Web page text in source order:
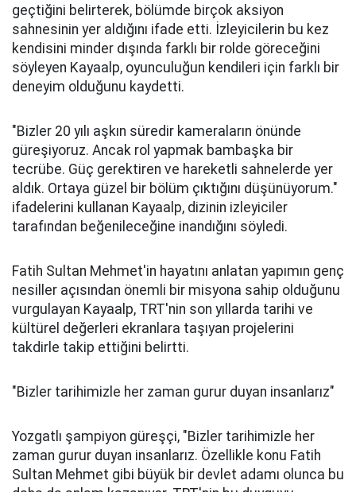
geçtiğini belirterek, bölümde birçok aksiyon
sahnesinin yer aldığını ifade etti. İzleyicilerin bu kez
kendisini minder dışında farklı bir rolde göreceğini
söyleyen Kayaalp, oyunculuğun kendileri için farklı bir
deneyim olduğunu kaydetti.
"Bizler 20 yılı aşkın süredir kameraların önünde
güreşiyoruz. Ancak rol yapmak bambaşka bir
tecrübe. Güç gerektiren ve hareketli sahnelerde yer
aldık. Ortaya güzel bir bölüm çıktığını düşünüyorum."
ifadelerini kullanan Kayaalp, dizinin izleyiciler
tarafından beğenileceğine inandığını söyledi.
Fatih Sultan Mehmet'in hayatını anlatan yapımın genç
nesiller açısından önemli bir misyona sahip olduğunu
vurgulayan Kayaalp, TRT'nin son yıllarda tarihi ve
kültürel değerleri ekranlara taşıyan projelerini
takdirle takip ettiğini belirtti.
"Bizler tarihimizle her zaman gurur duyan insanlarız"
Yozgatlı şampiyon güreşçi, "Bizler tarihimizle her
zaman gurur duyan insanlarız. Özellikle konu Fatih
Sultan Mehmet gibi büyük bir devlet adamı olunca bu